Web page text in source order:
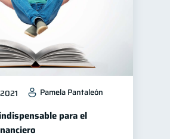
2
1
Personales 1
en Pareja 1
Financiera 1
financiera
Pamela Pantaleón
para el